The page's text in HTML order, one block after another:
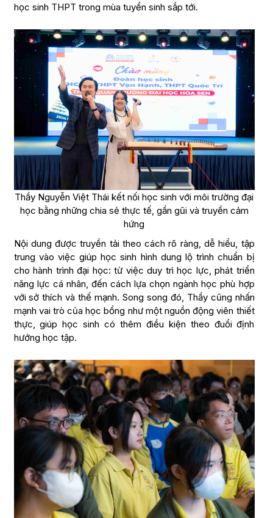
học sinh THPT trong mùa tuyển sinh sắp tới.
Thầy Nguyễn Việt Thái kết nối học sinh với môi trường đại
học bằng những chia sẻ thực tế, gần gũi và truyền cảm
hứng
Nội dung được truyền tải theo cách rõ ràng, dễ hiểu, tập
trung vào việc giúp học sinh hình dung lộ trình chuẩn bị
cho hành trình đại học: từ việc duy trì học lực, phát triển
năng lực cá nhân, đến cách lựa chọn ngành học phù hợp
với sở thích và thế mạnh. Song song đó, Thầy cũng nhấn
mạnh vai trò của học bổng như một nguồn động viên thiết
thực, giúp học sinh có thêm điều kiện theo đuổi định
hướng học tập.